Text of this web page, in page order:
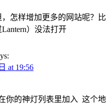
怎样增加更多的网站呢？比
）没法打开
at 19:56
你的神灯列表里加入 这个地